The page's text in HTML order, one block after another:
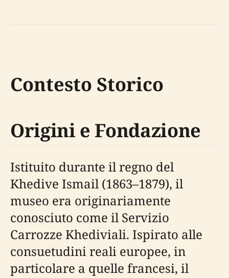
Contesto Storico
Origini e Fondazione
Istituito durante il regno del
Khedive Ismail (1863–1879), il
museo era originariamente
conosciuto come il Servizio
Carrozze Khediviali. Ispirato alle
consuetudini reali europee, in
particolare a quelle francesi, il